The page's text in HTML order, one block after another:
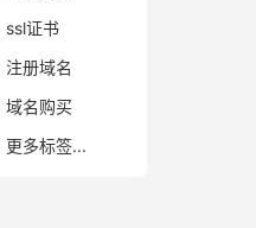
ssl证书
注册域名
域名购买
更多标签...